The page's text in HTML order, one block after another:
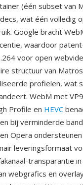
(één subset van
wat één volledig
Google bracht
waardoor
voor open
structuur van
profielen, wat
WebM met
Profile en HEVC
bij verminderde
Opera
leveringsformaat
transparantie
webgrafics en